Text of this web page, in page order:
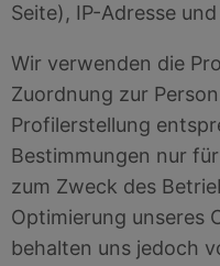
Seite), IP-Adresse
Wir verwenden die
Zuordnung zur
Profilerstellung
Bestimmungen nur
zum Zweck des
Optimierung unseres
behalten uns jedoch